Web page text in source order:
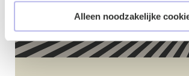
Alleen noodzakelijke